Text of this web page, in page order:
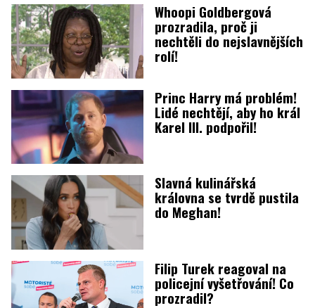
Whoopi Goldbergová
prozradila, proč ji
nechtěli do nejslavnějších
rolí!
Princ Harry má problém!
Lidé nechtějí, aby ho král
Karel III. podpořil!
Slavná kulinářská
královna se tvrdě pustila
do Meghan!
Filip Turek reagoval na
policejní vyšetřování! Co
prozradil?